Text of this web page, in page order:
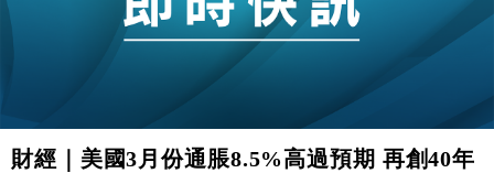
財經｜美國3月份通脹8.5%高過預期 再創40年